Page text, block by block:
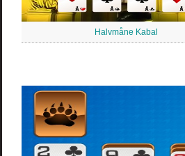
Halvmåne Kabal